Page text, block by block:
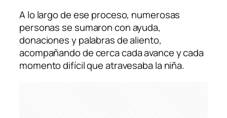
A lo largo de ese proceso, numerosas
personas se sumaron con ayuda,
donaciones y palabras de aliento,
acompañando de cerca cada avance y cada
momento difícil que atravesaba la niña.